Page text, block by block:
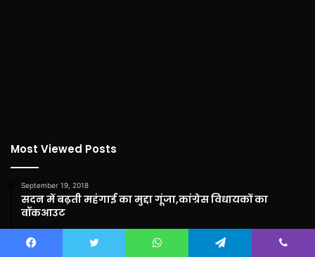
Most Viewed Posts
September 19, 2018
सदन में बढ़ती महंगाई का मुद्दा गूंजा,कांग्रेस विधायकों का
वॉकआउट
बेबी रानी मौर्य ने जन्माष्टमी पर नारी निकेतन में संवासिनियों को